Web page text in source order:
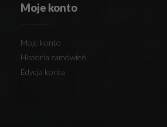
Moje konto
Moje konto
Historia zamówień
Edycja konta